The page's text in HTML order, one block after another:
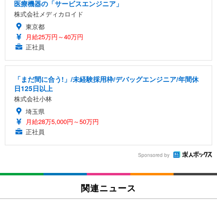
医療機器の「サービスエンジニア」
株式会社メディカロイド
東京都
月給25万円～40万円
正社員
「まだ間に合う!」/未経験採用枠/デバッグエンジニア/年間休
日125日以上
株式会社小林
埼玉県
月給28万5,000円～50万円
正社員
Sponsored by
関連ニュース